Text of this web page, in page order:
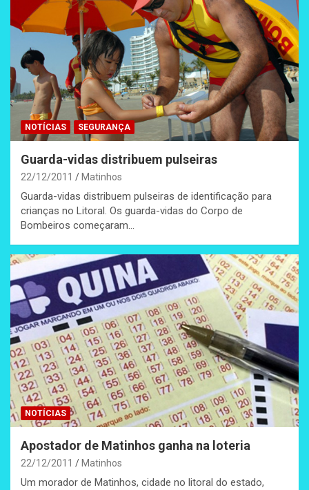
NOTÍCIAS SEGURANÇA
Guarda-vidas distribuem pulseiras
22/12/2011 Matinhos
Guarda-vidas distribuem pulseiras de identificação para
crianças no Litoral. Os guarda-vidas do Corpo de
Bombeiros começaram…
NOTÍCIAS
Apostador de Matinhos ganha na loteria
22/12/2011 Matinhos
Um morador de Matinhos, cidade no litoral do estado,